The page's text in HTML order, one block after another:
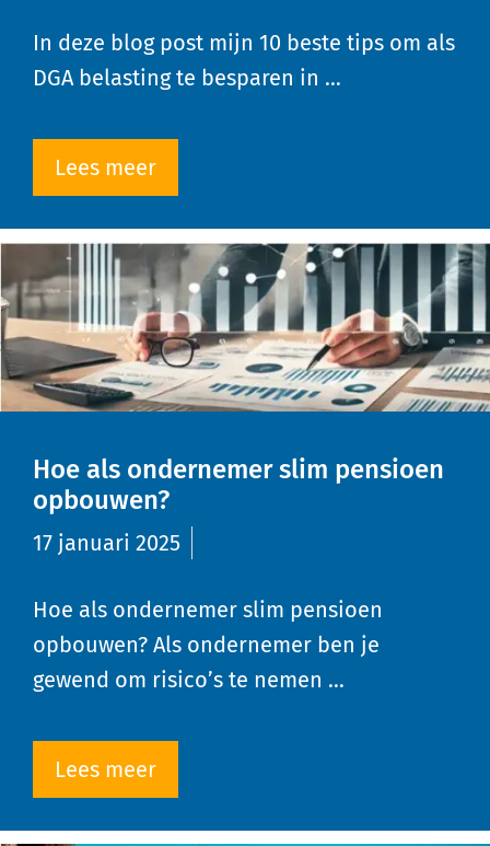
In deze blog post mijn 10 beste tips om als
DGA belasting te besparen in …
Lees meer
Hoe als ondernemer slim pensioen
opbouwen?
17 januari 2025
Hoe als ondernemer slim pensioen
opbouwen? Als ondernemer ben je
gewend om risico’s te nemen …
Lees meer